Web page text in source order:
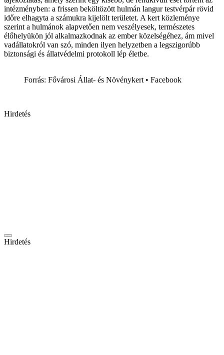
intézményben: a frissen beköltözött hulmán langur testvérpár rövid
időre elhagyta a számukra kijelölt területet. A kert közleménye
szerint a hulmánok alapvetően nem veszélyesek, természetes
élőhelyükön jól alkalmazkodnak az ember közelségéhez, ám mivel
vadállatokról van szó, minden ilyen helyzetben a legszigorúbb
biztonsági és állatvédelmi protokoll lép életbe.
Forrás: Fővárosi Állat- és Növénykert • Facebook
Hirdetés
Hirdetés